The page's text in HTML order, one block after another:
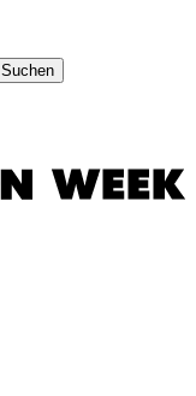
Suchen